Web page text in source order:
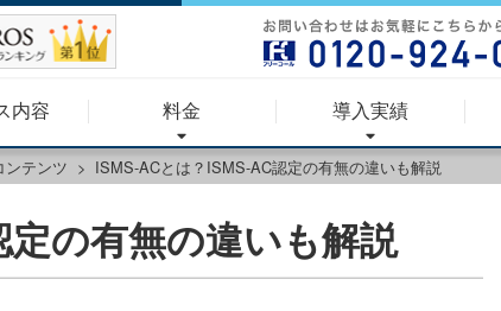
内容 料金 導入実績
ンテンツ ISMS-ACとは？ISMS-AC認定の有無の違いも解説
の有無の違いも解説